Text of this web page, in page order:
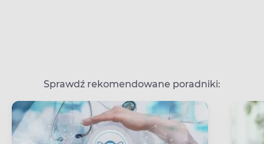
Sprawdź rekomendowane poradniki: